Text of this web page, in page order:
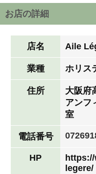
お店の詳細
店名 Aile
業種 ホリス
住所
大阪府
アンフ
室
電話番号
HP
https://
legere/